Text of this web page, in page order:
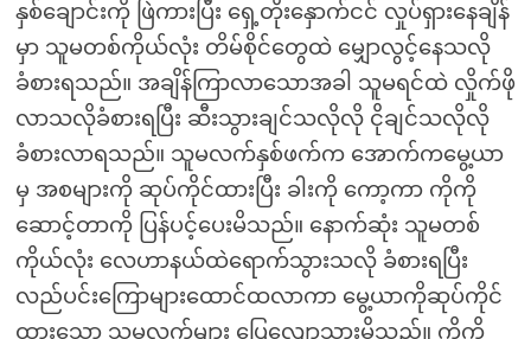
နှစ်ချောင်းကို ဖြဲကားပြီး ရှေ့တိုးနှောက်ငင် လှုပ်ရှားနေချိန်
မှာ သူမတစ်ကိုယ်လုံး တိမ်စိုင်တွေထဲ မျှောလွင့်နေသလို
ခံစားရသည်။ အချိန်ကြာလာသောအခါ သူမရင်ထဲ လှိုက်ဖို
လာသလိုခံစားရပြီး ဆီးသွားချင်သလိုလို ငိုချင်သလိုလို
ခံစားလာရသည်။ သူမလက်နှစ်ဖက်က အောက်ကမွေ့ယာ
မှ အစများကို ဆုပ်ကိုင်ထားပြီး ခါးကို ကော့ကာ ကိုကို
ဆောင့်တာကို ပြန်ပင့်ပေးမိသည်။ နောက်ဆုံး သူမတစ်
ကိုယ်လုံး လေဟာနယ်ထဲရောက်သွားသလို ခံစားရပြီး
လည်ပင်းကြောများထောင်ထလာကာ မွေ့ယာကိုဆုပ်ကိုင်
ထားသော သူမလက်များ ပြေလျော့သွားမိသည်။ ကိုကို့